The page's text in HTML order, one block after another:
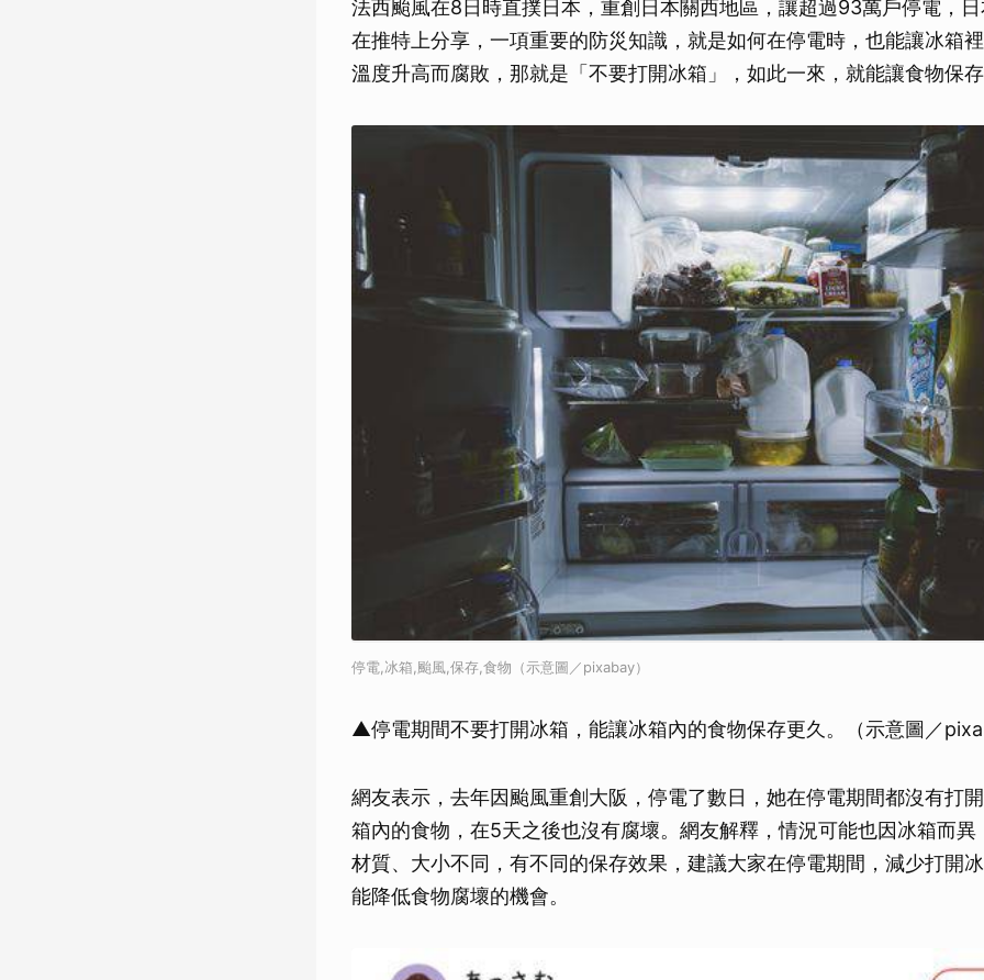
法西颱風在8日時直撲日本，重創日本關西地區，讓超過93萬戶停電，
在推特上分享，一項重要的防災知識，就是如何在停電時，也能讓冰箱
溫度升高而腐敗，那就是「不要打開冰箱」，如此一來，就能讓食物保
停電,冰箱,颱風,保存,食物（示意圖／pixabay）
▲停電期間不要打開冰箱，能讓冰箱內的食物保存更久。（示意圖／
網友表示，去年因颱風重創大阪，停電了數日，她在停電期間都沒有打
箱內的食物，在5天之後也沒有腐壞。網友解釋，情況可能也因冰箱而異
材質、大小不同，有不同的保存效果，建議大家在停電期間，減少打開
能降低食物腐壞的機會。